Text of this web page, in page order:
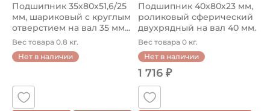
Подшипник 35х80х51,6/25
мм, шариковый с круглым
отверстием на вал 35 мм...
Вес товара 0.8 кг.
Нет в наличии
Подшипник 40х80х23 мм,
роликовый сферический
двухрядный на вал 40 мм.
А...
Вес товара 0 кг.
Нет в наличии
1 716 ₽